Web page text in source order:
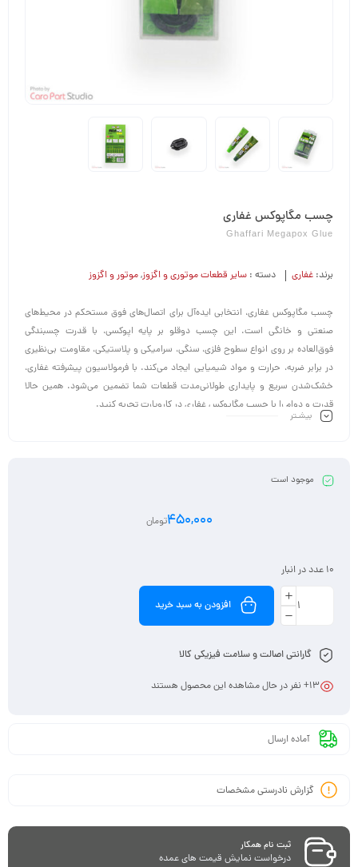
چسب مگاپوکس غفاری
Ghaffari Megapox Glue
برند: غفاری دسته : سایر قطعات موتوری و اگزوز,موتور و اگزوز
چسب مگاپوکس غفاری، انتخابی ایده‌آل برای اتصال‌های فوق مستحکم در محیط‌های
صنعتی و خانگی است. این چسب دوقلو بر پایه اپوکسی، با قدرت چسبندگی
فوق‌العاده بر روی انواع سطوح فلزی، سنگی، سرامیکی و پلاستیکی، مقاومت بی‌نظیری
در برابر ضربه، حرارت و مواد شیمیایی ایجاد می‌کند. با فرمولاسیون پیشرفته غفاری،
خشک‌شدن سریع و پایداری طولانی‌مدت قطعات شما تضمین می‌شود. همین حالا
قدرت و دوام را با چسب مگاپوکس غفاری در کاروپارت تجربه کنید.
این محصول یک چسب اپوکسی دو جزئی بر پایه اپوکسی می باشد. که جهت
جهت چسباندن انواع چوب، سنگ، سرامیک و فلزات به همدیگر استفاده می شود.
مقاوم به تنش و حرارت
عاری از مواد فرار
بیشـتر
موجود است
450,000تومان
10 عدد در انبار
افزودن به سبد خرید
گارانتی اصالت و سلامت فیزیکی کالا
13+ نفر در حال مشاهده این محصول هستند
آماده ارسال
گزارش نادرستی مشخصات
ثبت نام همکار
درخواست نمایش قیمت های عمده